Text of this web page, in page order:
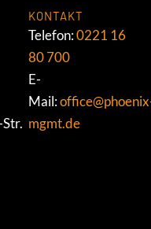
KONTAKT
Telefon:0221 16
80 700
E-
Mail:
mgmt.de